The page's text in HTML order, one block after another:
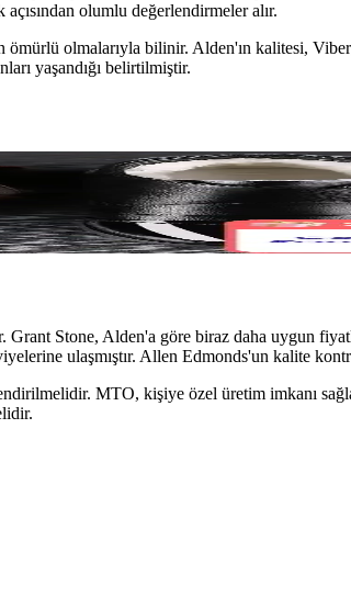
olumlu değerlendirmeler alır.
olmalarıyla bilinir. Alden'ın kalitesi,
yaşandığı belirtilmiştir.
Horween deri kalitesi ve MTO
Stone, Alden'a göre biraz daha uygun
ulaşmıştır. Allen Edmonds'un kalite
MTO, kişiye özel üretim imkanı